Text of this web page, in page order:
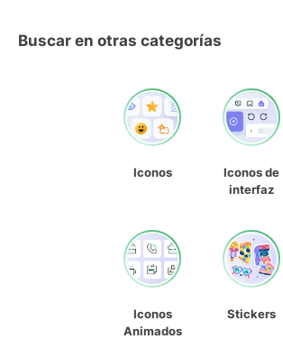
Buscar en otras categorías
Iconos
Iconos de
interfaz
Iconos
Animados
Stickers